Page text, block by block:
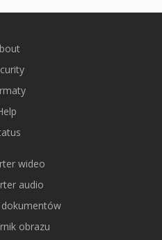
wideo
audio
obrazu